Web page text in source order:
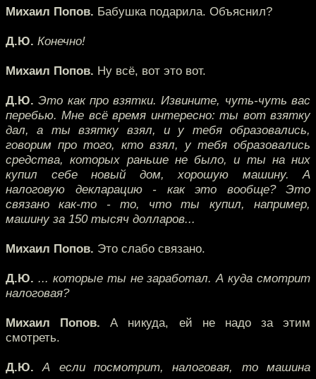
Михаил Попов. Бабушка подарила. Объяснил?
Д.Ю. Конечно!
Михаил Попов. Ну всё, вот это вот.
Д.Ю. Это как про взятки. Извините, чуть-чуть вас
перебью. Мне всё время интересно: ты вот взятку
дал, а ты взятку взял, и у тебя образовались,
говорим про того, кто взял, у тебя образовались
средства, которых раньше не было, и ты на них
купил себе новый дом, хорошую машину. А
налоговую декларацию - как это вообще? Это
связано как-то - то, что ты купил, например,
машину за 150 тысяч долларов...
Михаил Попов. Это слабо связано.
Д.Ю. ... которые ты не заработал. А куда смотрит
налоговая?
Михаил Попов. А никуда, ей не надо за этим
смотреть.
Д.Ю. А если посмотрит, налоговая, то машина